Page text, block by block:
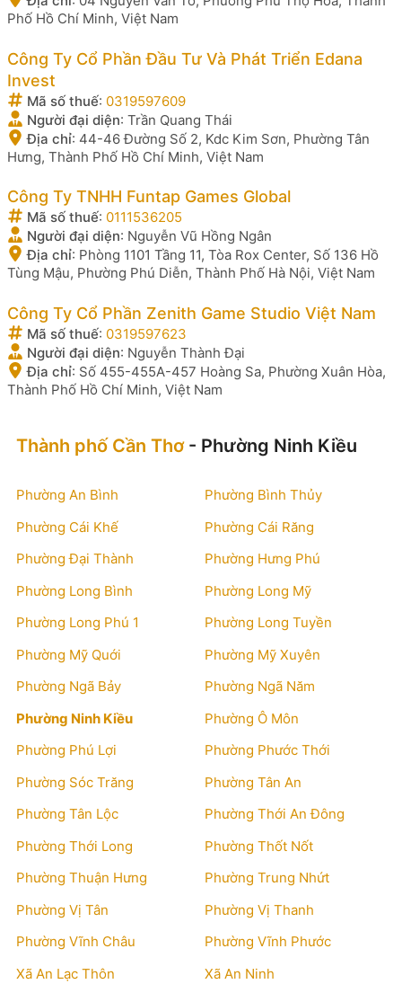
Phố Hồ Chí Minh, Việt Nam
Công Ty Cổ Phần Đầu Tư Và Phát Triển Edana
Invest
Mã số thuế: 0319597609
Người đại diện: Trần Quang Thái
Địa chỉ: 44-46 Đường Số 2, Kdc Kim Sơn, Phường Tân
Hưng, Thành Phố Hồ Chí Minh, Việt Nam
Công Ty TNHH Funtap Games Global
Mã số thuế: 0111536205
Người đại diện: Nguyễn Vũ Hồng Ngân
Địa chỉ: Phòng 1101 Tầng 11, Tòa Rox Center, Số 136 Hồ
Tùng Mậu, Phường Phú Diễn, Thành Phố Hà Nội, Việt Nam
Công Ty Cổ Phần Zenith Game Studio Việt Nam
Mã số thuế: 0319597623
Người đại diện: Nguyễn Thành Đại
Địa chỉ: Số 455-455A-457 Hoàng Sa, Phường Xuân Hòa,
Thành Phố Hồ Chí Minh, Việt Nam
Thành phố Cần Thơ- Phường Ninh Kiều
Phường An Bình
Phường Bình Thủy
Phường Cái Khế
Phường Cái Răng
Phường Đại Thành
Phường Hưng Phú
Phường Long Bình
Phường Long Mỹ
Phường Long Phú 1
Phường Long Tuyền
Phường Mỹ Quới
Phường Mỹ Xuyên
Phường Ngã Bảy
Phường Ngã Năm
Phường Ninh Kiều
Phường Ô Môn
Phường Phú Lợi
Phường Phước Thới
Phường Sóc Trăng
Phường Tân An
Phường Tân Lộc
Phường Thới An Đông
Phường Thới Long
Phường Thốt Nốt
Phường Thuận Hưng
Phường Trung Nhứt
Phường Vị Tân
Phường Vị Thanh
Phường Vĩnh Châu
Phường Vĩnh Phước
Xã An Lạc Thôn
Xã An Ninh